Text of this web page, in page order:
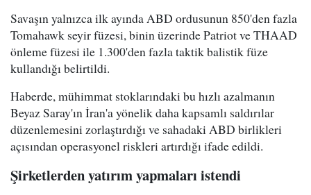
Savaşın yalnızca ilk ayında ABD ordusunun 850'den fazla
Tomahawk seyir füzesi, binin üzerinde Patriot ve THAAD
önleme füzesi ile 1.300'den fazla taktik balistik füze
kullandığı belirtildi.
Haberde, mühimmat stoklarındaki bu hızlı azalmanın
Beyaz Saray'ın İran'a yönelik daha kapsamlı saldırılar
düzenlemesini zorlaştırdığı ve sahadaki ABD birlikleri
açısından operasyonel riskleri artırdığı ifade edildi.
Şirketlerden yatırım yapmaları istendi